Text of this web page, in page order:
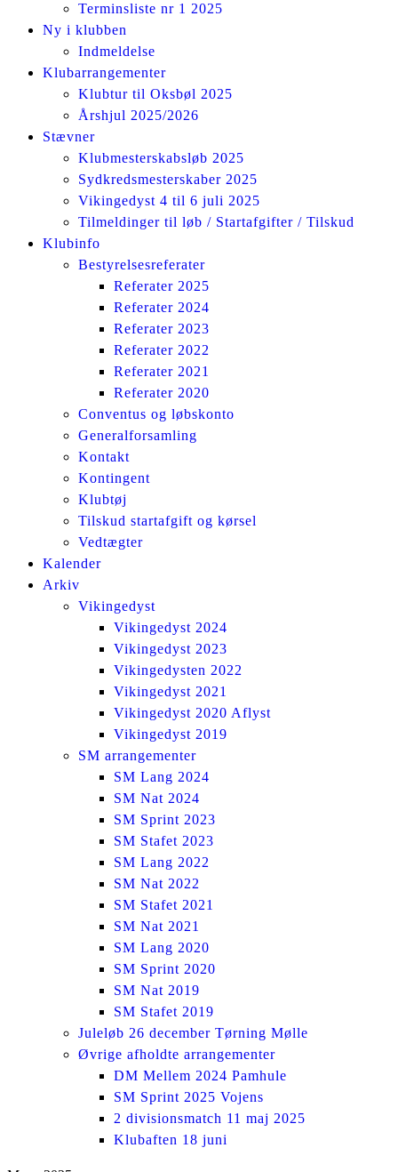
Terminsliste nr 1 2025
Ny i klubben
Indmeldelse
Klubarrangementer
Klubtur til Oksbøl 2025
Årshjul 2025/2026
Stævner
Klubmesterskabsløb 2025
Sydkredsmesterskaber 2025
Vikingedyst 4 til 6 juli 2025
Tilmeldinger til løb / Startafgifter / Tilskud
Klubinfo
Bestyrelsesreferater
Referater 2025
Referater 2024
Referater 2023
Referater 2022
Referater 2021
Referater 2020
Conventus og løbskonto
Generalforsamling
Kontakt
Kontingent
Klubtøj
Tilskud startafgift og kørsel
Vedtægter
Kalender
Arkiv
Vikingedyst
Vikingedyst 2024
Vikingedyst 2023
Vikingedysten 2022
Vikingedyst 2021
Vikingedyst 2020 Aflyst
Vikingedyst 2019
SM arrangementer
SM Lang 2024
SM Nat 2024
SM Sprint 2023
SM Stafet 2023
SM Lang 2022
SM Nat 2022
SM Stafet 2021
SM Nat 2021
SM Lang 2020
SM Sprint 2020
SM Nat 2019
SM Stafet 2019
Juleløb 26 december Tørning Mølle
Øvrige afholdte arrangementer
DM Mellem 2024 Pamhule
SM Sprint 2025 Vojens
2 divisionsmatch 11 maj 2025
Klubaften 18 juni